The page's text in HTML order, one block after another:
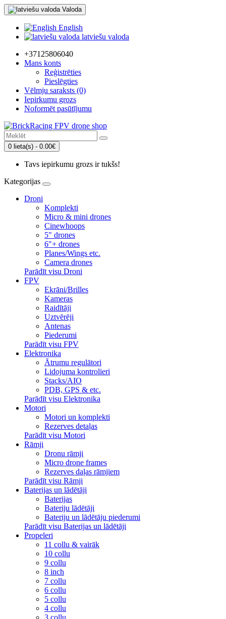
Valoda
English
latviešu valoda
+37125806040
Mans konts
Reģistrēties
Pieslēgties
Vēlmju saraksts (0)
Iepirkumu grozs
Noformēt pasūtījumu
0 lieta(s) - 0.00€
Tavs iepirkumu grozs ir tukšs!
Kategorijas
Droni
Komplekti
Micro & mini drones
Cinewhoops
5" drones
6"+ drones
Planes/Wings etc.
Camera drones
Parādīt visu Droni
FPV
Ekrāni/Brilles
Kameras
Raidītāji
Uztvērēji
Antenas
Piederumi
Parādīt visu FPV
Elektronika
Ātrumu regulātori
Lidojuma kontrolieri
Stacks/AIO
PDB, GPS & etc.
Parādīt visu Elektronika
Motori
Motori un komplekti
Rezerves detaļas
Parādīt visu Motori
Rāmji
Dronu rāmji
Micro drone frames
Rezerves daļas rāmjiem
Parādīt visu Rāmji
Baterijas un lādētāji
Baterijas
Bateriju lādētāji
Bateriju un lādētāju piederumi
Parādīt visu Baterijas un lādētāji
Propeleri
11 collu & vairāk
10 collu
9 collu
8 inch
7 collu
6 collu
5 collu
4 collu
3 collu